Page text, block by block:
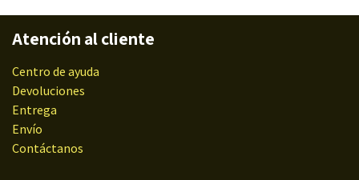
Atención al cliente
Centro de ayuda
Devoluciones
Entrega
Envío
Contáctanos